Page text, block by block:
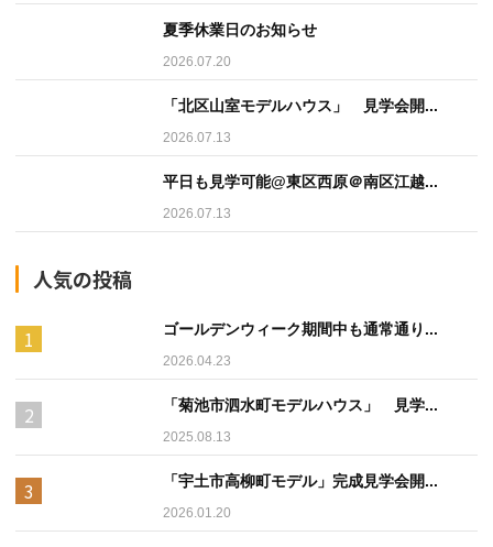
夏季休業日のお知らせ
2026.07.20
「北区山室モデルハウス」 見学会開...
2026.07.13
平日も見学可能@東区西原＠南区江越...
2026.07.13
人気の投稿
ゴールデンウィーク期間中も通常通り...
2026.04.23
「菊池市泗水町モデルハウス」 見学...
2025.08.13
「宇土市高柳町モデル」完成見学会開...
2026.01.20